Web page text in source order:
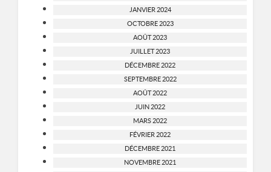
JANVIER 2024
OCTOBRE 2023
AOÛT 2023
JUILLET 2023
DÉCEMBRE 2022
SEPTEMBRE 2022
AOÛT 2022
JUIN 2022
MARS 2022
FÉVRIER 2022
DÉCEMBRE 2021
NOVEMBRE 2021